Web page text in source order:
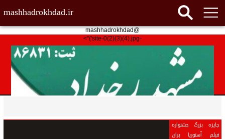
@mashhadrokhdad
mashhadrokhdad.ir
-site-0(2)(3)(4).jpg')">
جایزه بزرگ جشنواره
فیلم آستوریا برای